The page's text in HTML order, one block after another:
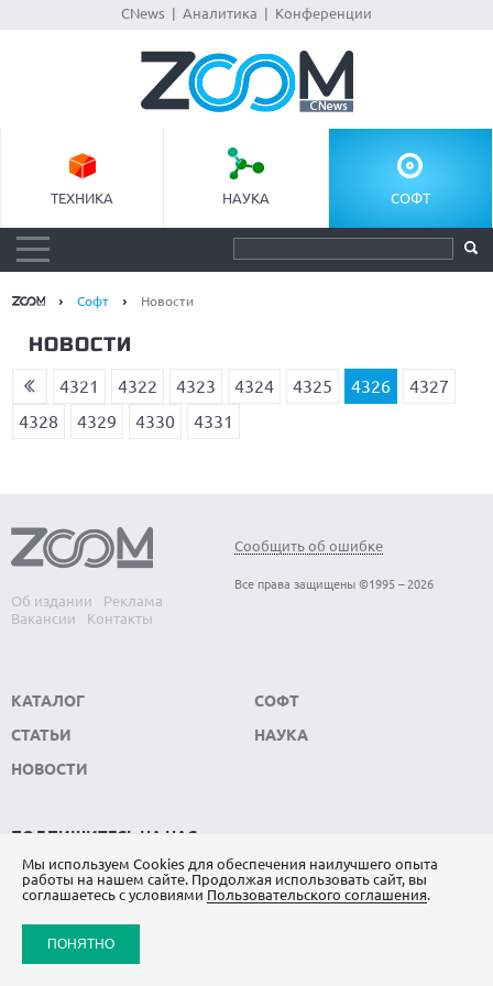
CNews Аналитика Конференции
ТЕХНИКА НАУКА СОФТ
Софт Новости
НОВОСТИ
4321 4322 4323 4324 4325 4326
4327
4328
4329 4330 4331
Об издании
Реклама
Вакансии
Контакты
Сообщить об ошибке
Все права защищены ©1995 – 2026
КАТАЛОГ
СТАТЬИ
НОВОСТИ
СОФТ
НАУКА
ПОДПИШИТЕСЬ НА НАС
ЯНДЕКС.ДЗЕН
Мы используем Сookies для обеспечения наилучшего опыта
работы на нашем сайте. Продолжая использовать сайт, вы
соглашаетесь с условиями Пользовательского соглашения.
ПОНЯТНО